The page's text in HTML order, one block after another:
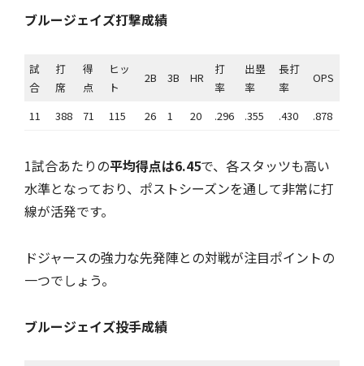
ブルージェイズ打撃成績
試
合
打
席
得
点
ヒッ
ト
2B 3B HR
打
率
出塁
率
長打
率
OPS
11 388 71 115 26 1 20 .296 .355 .430 .878
1試合あたりの平均得点は6.45で、各スタッツも高い
水準となっており、ポストシーズンを通して非常に打
線が活発です。
ドジャースの強力な先発陣との対戦が注目ポイントの
一つでしょう。
ブルージェイズ投手成績